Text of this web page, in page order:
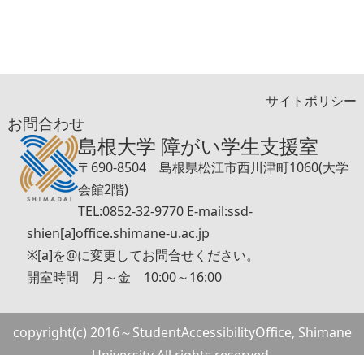
サイトポリシー
お問合わせ
島根大学 障がい学生支援室
〒690-8504 島根県松江市西川津町1060(大学
会館2階)
TEL:0852-32-9770 E-mail:ssd-
shien[a]office.shimane-u.ac.jp
※[a]を@に変更してお問合せください。
開室時間 月～金 10:00～16:00
copyright(c) 2016～StudentAccessibilityOffice, Shimane